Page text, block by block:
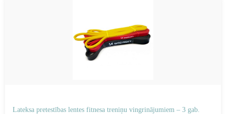
Lateksa pretestības lentes fitnesa treniņu vingrinājumiem – 3 gab.